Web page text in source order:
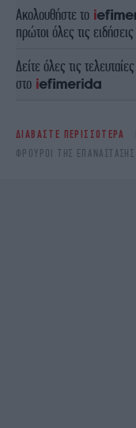
Ακολουθήστε το
πρώτοι όλες τις ειδήσεις
Δείτε όλες τις τελευταίες
στο
ΔΙΑΒΑΣΤΕ ΠΕΡΙΣΣΟΤΕΡΑ
ΦΡΟΥΡΟΊ ΤΗΣ ΕΠΑΝΆΣΤΑΣΗΣ